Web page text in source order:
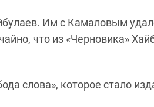
Им с Камаловым
что из «Черновика»
слова», которое стало